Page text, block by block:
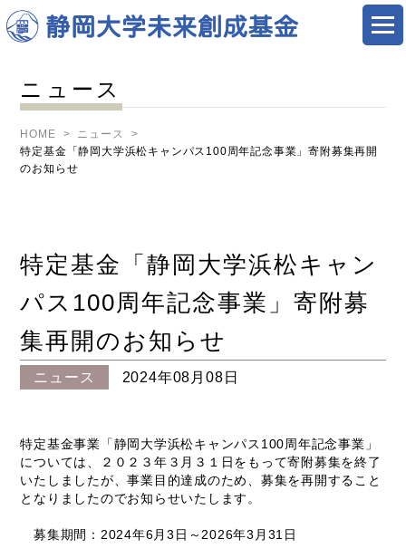
ニュース
HOME
ニュース
特定基金「静岡大学浜松キャンパス100周年記念事業」寄附募集再開
のお知らせ
特定基金「静岡大学浜松キャン
パス100周年記念事業」寄附募
集再開のお知らせ
ニュース 2024年08月08日
特定基金事業「静岡大学浜松キャンパス100周年記念事業」
については、２０２３年３月３１日をもって寄附募集を終了
いたしましたが、事業目的達成のため、募集を再開すること
となりましたのでお知らせいたします。
募集期間：2024年6月3日～2026年3月31日